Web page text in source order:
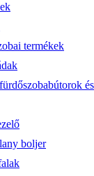
termékek
boljer